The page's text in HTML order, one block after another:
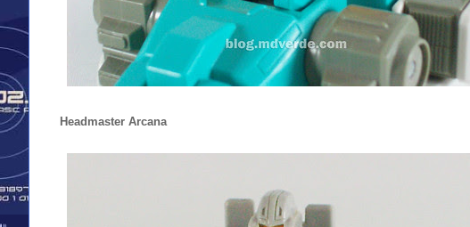
Headmaster Arcana